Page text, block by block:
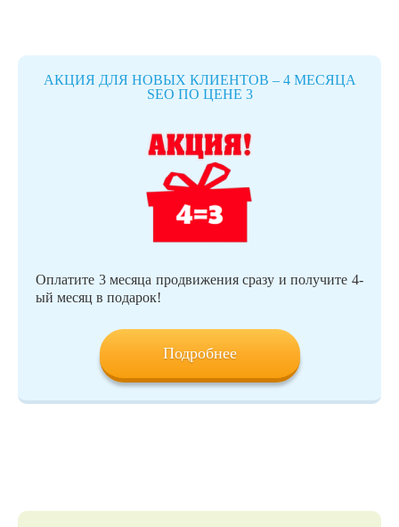
АКЦИЯ ДЛЯ НОВЫХ КЛИЕНТОВ – 4 МЕСЯЦА
SEO ПО ЦЕНЕ 3
Оплатите 3 месяца продвижения сразу и получите 4-
ый месяц в подарок!
Подробнее